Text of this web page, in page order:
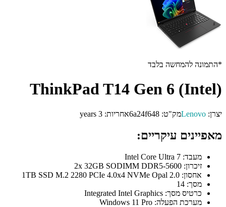
*התמונה להמחשה בלבד
ThinkPad T14 Gen 6 (Intel)
יצרן: Lenovoמק"ט: 6a24f648אחריות: 3 years
מאפיינים עיקריים:
מעבד:
זיכרון:
אחסון:
מסך:
כרטיס מסך:
מערכת הפעלה: